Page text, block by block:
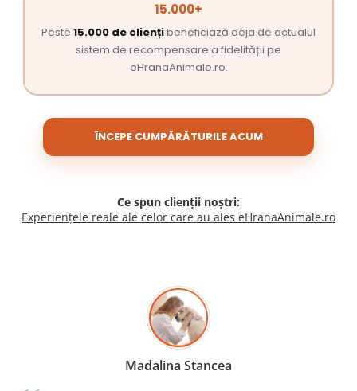
15.000+
Peste 15.000 de cliențibeneficiază deja de actualul
sistem de recompensare a fidelității pe
eHranaAnimale.ro.
ÎNCEPE CUMPĂRĂTURILE ACUM
Ce spun clienții noștri:
Experiențele reale ale celor care au ales eHranaAnimale.ro
Madalina Stancea